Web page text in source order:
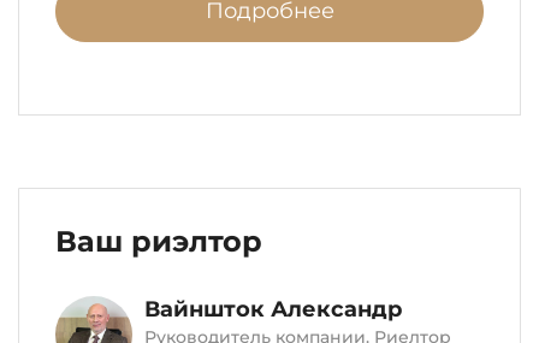
Подробнее
Ваш риэлтор
Вайншток Александр
Руководитель компании. Риелтор